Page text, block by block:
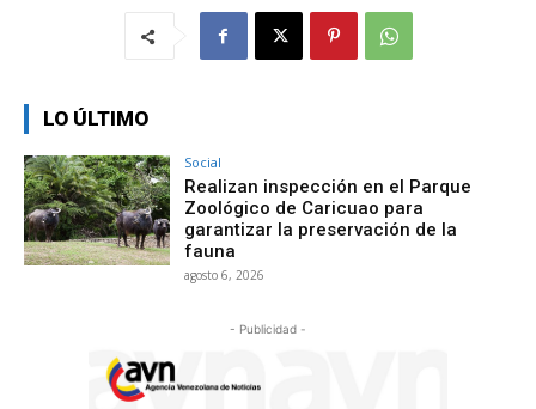
LO ÚLTIMO
Social
Realizan inspección en el Parque
Zoológico de Caricuao para
garantizar la preservación de la
fauna
agosto 6, 2026
- Publicidad -